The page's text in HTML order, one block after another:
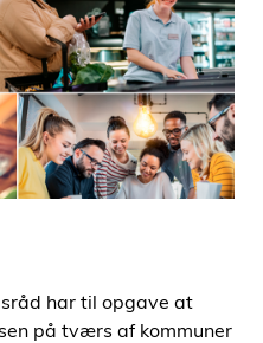
har til opgave at
på tværs af kommuner